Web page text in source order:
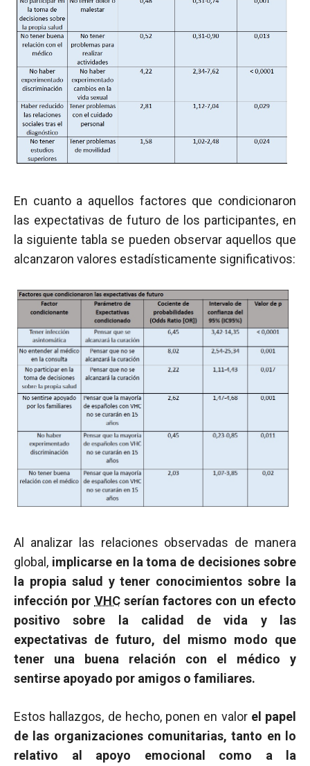
En cuanto a aquellos factores que condicionaron
las expectativas de futuro de los participantes, en
la siguiente tabla se pueden observar aquellos que
alcanzaron valores estadísticamente significativos:
Al analizar las relaciones observadas de manera
global, implicarse en la toma de decisiones sobre
la propia salud y tener conocimientos sobre la
infección por VHCserían factores con un efecto
positivo sobre la calidad de vida y las
expectativas de futuro, del mismo modo que
tener una buena relación con el médico y
sentirse apoyado por amigos o familiares.
Estos hallazgos, de hecho, ponen en valor el papel
de las organizaciones comunitarias, tanto en lo
relativo al apoyo emocional como a la